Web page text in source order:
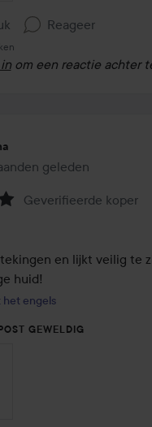
Reageer
om een reactie achter
geleden
is gemaakt 8
Geverifieerde koper
en lijkt veilig te
huid!
het engels
GEWELDIG